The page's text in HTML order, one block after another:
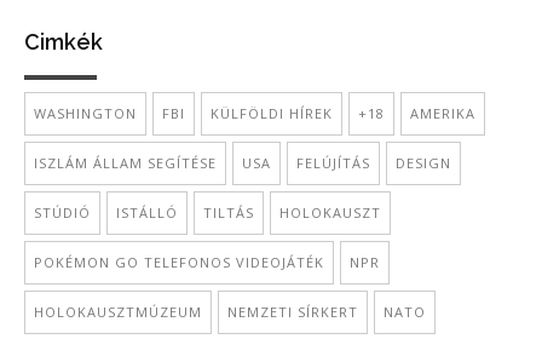
Cimkék
WASHINGTON FBI KÜLFÖLDI HÍREK +18 AMERIKA
ISZLÁM ÁLLAM SEGÍTÉSE USA FELÚJÍTÁS DESIGN
STÚDIÓ ISTÁLLÓ TILTÁS HOLOKAUSZT
POKÉMON GO TELEFONOS VIDEOJÁTÉK NPR
HOLOKAUSZTMÚZEUM NEMZETI SÍRKERT NATO